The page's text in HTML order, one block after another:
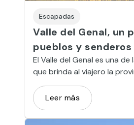
Escapadas
Valle del Genal, un
pueblos y senderos
El Valle del Genal es una
que brinda al viajero la
no desconectar entre sus
bosques de castaños.
Leer más